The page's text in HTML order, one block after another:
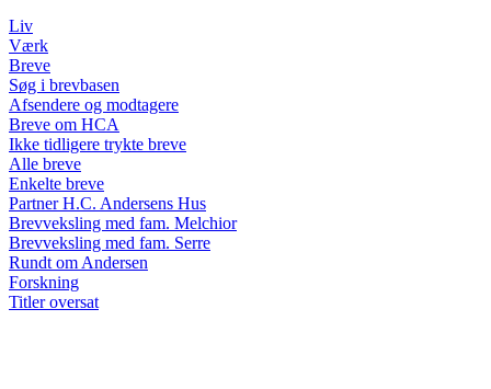
Liv
Værk
Breve
Søg i brevbasen
Afsendere og modtagere
Breve om HCA
Ikke tidligere trykte breve
Alle breve
Enkelte breve
Partner H.C. Andersens Hus
Brevveksling med fam. Melchior
Brevveksling med fam. Serre
Rundt om Andersen
Forskning
Titler oversat